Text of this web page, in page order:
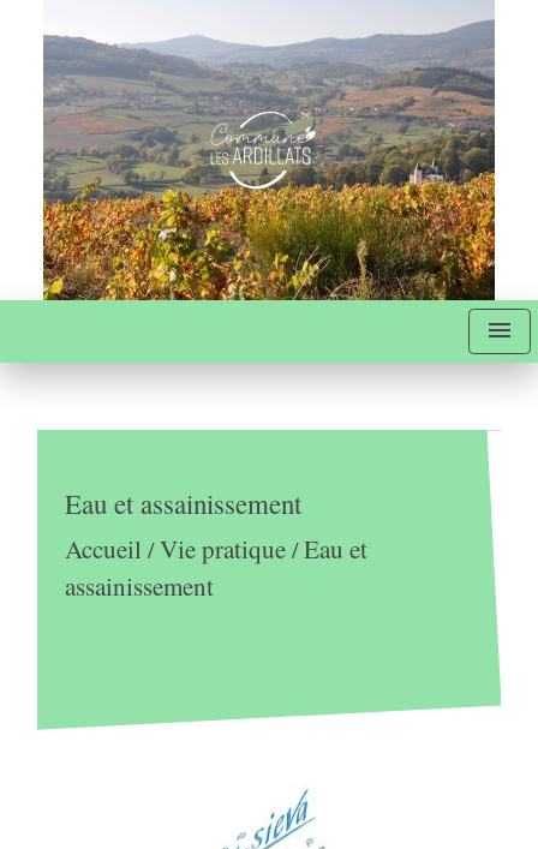
menu
Eau et assainissement
Accueil /Vie pratique/Eau et
assainissement